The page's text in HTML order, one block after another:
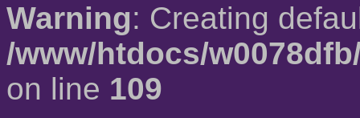
Warning: Creating
/www/htdocs/
on line 109